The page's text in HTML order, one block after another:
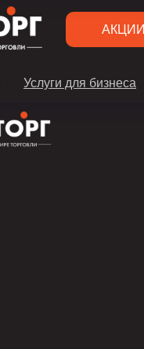
АКЦИИ
Услуги для бизнеса